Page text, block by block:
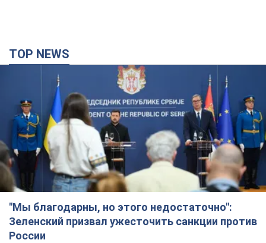
TOP NEWS
"Мы благодарны, но этого недостаточно":
Зеленский призвал ужесточить санкции против
России